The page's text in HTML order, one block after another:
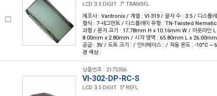
LCD 3.5 DIGIT .7" TRANSFL
제조사 : Varitronix / 계열 : VI-319 / 글자 수 : 3.5 / 디스플
형식 : 7-세그먼트 / 디스플레이 유형 : TN-Twisted
과형 / 문자 크기 : 17.78mm H x 10.16mm W / 아웃라인
8.00mm x 2.80mm / 시각 영역 : 65.80mm L x 26.00mm
공급 : 3V / 도트 크기 : / 인터페이스 : / 작동 온도 : -10°C ~
경 색상 :
상품번호 : 2175356
VI-302-DP-RC-S
LCD 3.5 DIGIT .5" REFL